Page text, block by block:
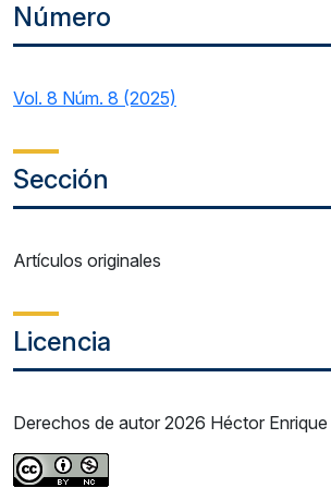
Número
Vol. 8 Núm. 8 (2025)
Sección
Artículos originales
Licencia
Derechos de autor 2026 Héctor